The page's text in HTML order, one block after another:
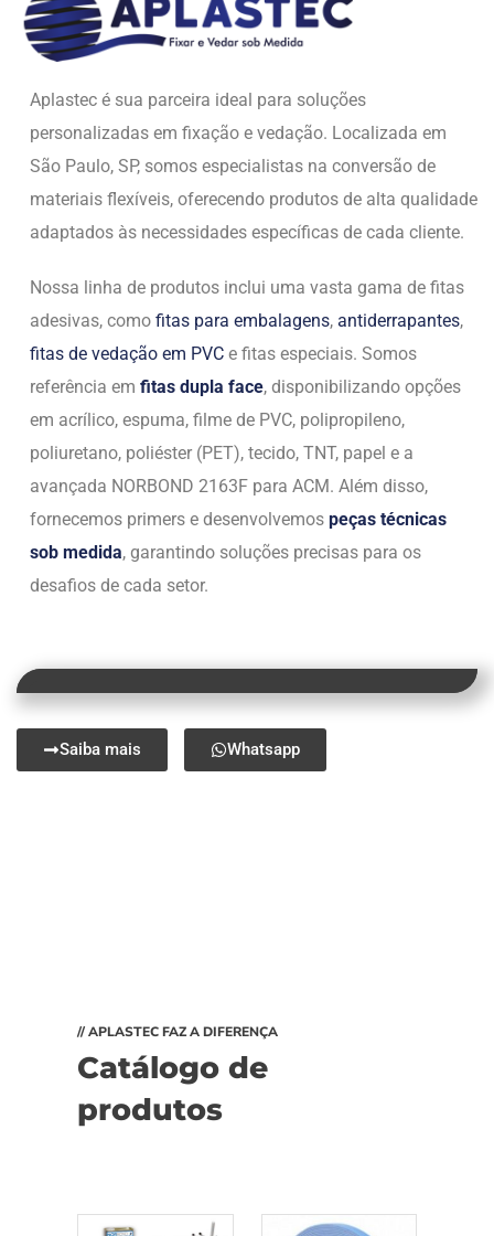
Aplastec é sua parceira ideal para soluções
personalizadas em fixação e vedação. Localizada em
São Paulo, SP, somos especialistas na conversão de
materiais flexíveis, oferecendo produtos de alta qualidade
adaptados às necessidades específicas de cada cliente.
Nossa linha de produtos inclui uma vasta gama de fitas
adesivas, como fitas para embalagens, antiderrapantes,
fitas de vedação em PVC e fitas especiais. Somos
referência em fitas dupla face, disponibilizando opções
em acrílico, espuma, filme de PVC, polipropileno,
poliuretano, poliéster (PET), tecido, TNT, papel e a
avançada NORBOND 2163F para ACM. Além disso,
fornecemos primers e desenvolvemos peças técnicas
sob medida, garantindo soluções precisas para os
desafios de cada setor.
Saiba mais Whatsapp
// APLASTEC FAZ A DIFERENÇA
Catálogo de
produtos